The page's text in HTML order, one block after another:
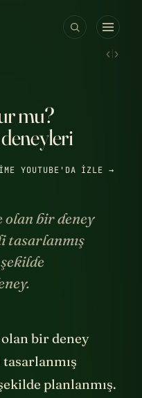
‹›
mu?
YOUTUBE'DA IZLE →
olan bir deney
tasarlanmış
bir deney
planlanmış.